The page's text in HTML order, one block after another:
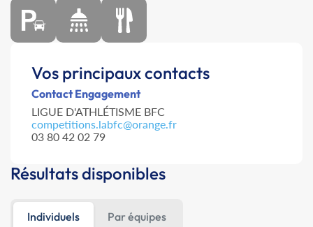
Vos principaux contacts
Contact Engagement
LIGUE D'ATHLÉTISME BFC
competitions.labfc@orange.fr
03 80 42 02 79
Résultats disponibles
Individuels Par équipes